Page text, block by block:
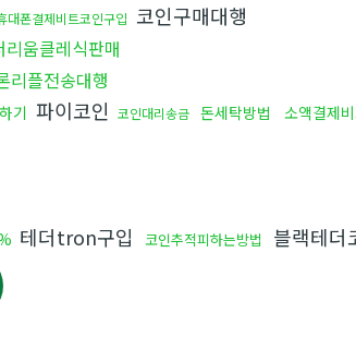
대폰결제비트코인구입 코인구매대행
리움클레식판매
리플전송대행
기 파이코인 코인대리송금 돈세탁방법 소액결제
테더tron구입 코인추적피하는방법 블랙테더